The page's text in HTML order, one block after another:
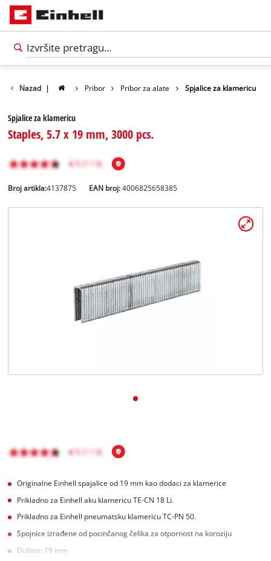
Nazad | Pribor Pribor za alate Spjalice za klamericu
Spjalice za klamericu
Staples, 5.7 x 19 mm, 3000 pcs.
Broj artikla:4137875 EAN broj:4006825658385
Originalne Einhell spajalice od 19 mm kao dodaci za klamerice
Prikladno za Einhell aku klamericu TE-CN 18 Li.
Prikladno za Einhell pneumatsku klamericu TC-PN 50.
Spojnice izrađene od pocinčanog čelika za otpornost na koroziju
Dužina: 19 mm